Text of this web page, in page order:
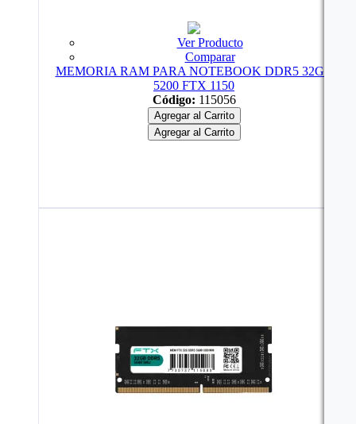
Ver Producto
Comparar
MEMORIA RAM PARA NOTEBOOK DDR5 32GB
5200 FTX 1150
Código: 115056
Agregar al Carrito
Agregar al Carrito